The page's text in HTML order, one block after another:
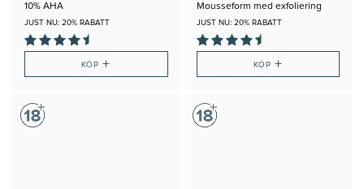
10% AHA
JUST NU: 20% RABATT
KÖP+
Mousseform med exfoliering
JUST NU: 20% RABATT
KÖP +